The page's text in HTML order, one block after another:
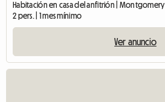
Habitación en casa del anfitrión | Montgomery
2 pers. | 1 mes mínimo
Ver anuncio